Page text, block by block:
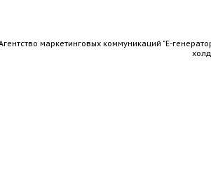
маркетинговых коммуникаций "Е-